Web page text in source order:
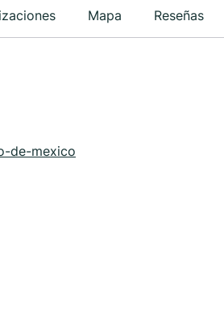
Mapa Reseñas
de-mexico